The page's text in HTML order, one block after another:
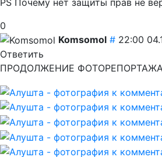
0
Komsomol # 22:00
Ответить
ПРОДОЛЖЕНИЕ